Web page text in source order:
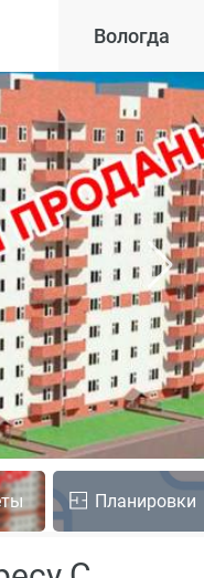
Вологда
Планировки